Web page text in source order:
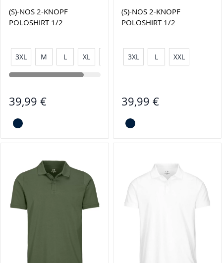
(S)-NOS 2-KNOPF
POLOSHIRT 1/2
3XL M L XL
39,99 €
(S)-NOS 2-KNOPF
POLOSHIRT 1/2
3XL L XXL
39,99 €